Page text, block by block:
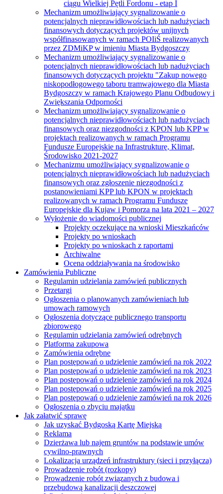
ciągu Wielkiej Pętli Fordonu - etap I
Mechanizm umożliwiający sygnalizowanie o
potencjalnych nieprawidłowościach lub nadużyciach
finansowych dotyczących projektów unijnych
współfinasowanych w ramach POIiŚ realizowanych
przez ZDMiKP w imieniu Miasta Bydgoszczy
Mechanizm umożliwiający sygnalizowanie o
potencjalnych nieprawidłowościach lub nadużyciach
finansowych dotyczących projektu "Zakup nowego
niskopodłogowego taboru tramwajowego dla Miasta
Bydgoszczy w ramach Krajowego Planu Odbudowy i
Zwiększania Odporności
Mechanizm umożliwiający sygnalizowanie o
potencjalnych nieprawidłowościach lub nadużyciach
finansowych oraz niezgodności z KPON lub KPP w
projektach realizowanych w ramach Programu
Fundusze Europejskie na Infrastrukturę, Klimat,
Środowisko 2021-2027
Mechanizmu umożliwiający sygnalizowanie o
potencjalnych nieprawidłowościach lub nadużyciach
finansowych oraz zgłoszenie niezgodności z
postanowieniami KPP lub KPON w projektach
realizowanych w ramach Programu Fundusze
Europejskie dla Kujaw i Pomorza na lata 2021 – 2027
Wyłożenie do wiadomości publicznej
Projekty oczekujące na wnioski Mieszkańców
Projekty po wnioskach
Projekty po wnioskach z raportami
Archiwalne
Ocena oddziaływania na środowisko
Zamówienia Publiczne
Regulamin udzielania zamówień publicznych
Przetargi
Ogłoszenia o planowanych zamówieniach lub
umowach ramowych
Ogłoszenia dotyczące publicznego transportu
zbiorowego
Regulamin udzielania zamówień odrębnych
Platforma zakupowa
Zamówienia odrębne
Plan postępowań o udzielenie zamówień na rok 2022
Plan postępowań o udzielenie zamówień na rok 2023
Plan postępowań o udzielenie zamówień na rok 2024
Plan postępowań o udzielenie zamówień na rok 2025
Plan postępowań o udzielenie zamówień na rok 2026
Ogłoszenia o zbyciu majątku
Jak załatwić sprawę
Jak uzyskać Bydgoską Kartę Miejską
Reklama
Dzierżawa lub najem gruntów na podstawie umów
cywilno-prawnych
Lokalizacja urządzeń infrastruktury (sieci i przyłącza)
Prowadzenie robót (rozkopy)
Prowadzenie robót związanych z budowa i
przebudową kanalizacji deszczowej